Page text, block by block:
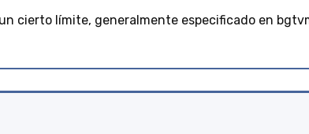
cierto límite, generalmente especificado en